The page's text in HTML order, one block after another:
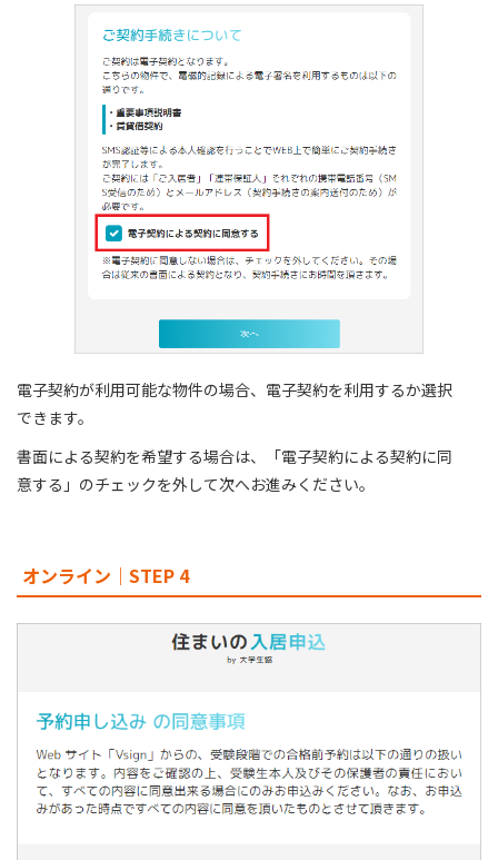
電子契約が利用可能な物件の場合、電子契約を利用するか選択
できます。
書面による契約を希望する場合は、「電子契約による契約に同
意する」のチェックを外して次へお進みください。
オンライン｜STEP 4